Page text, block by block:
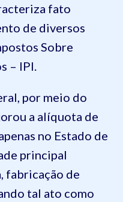
fato
de diversos
Sobre
– IPI.
por meio do
a alíquota de
no Estado de
principal
fabricação de
tal ato como